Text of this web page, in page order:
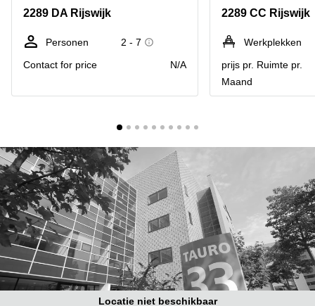
Hengelo
Hilversum
Hoofddorp
Tilburg
Zwolle
Amsterdam
Westpoort
Reeuwijk
Business
Arnhem
Business
center
Hilversum
Business
center
Den
Haag
Coworking
space
Breda
2289 DA Rijswijk
Personen
2 - 7
Contact for price
N/A
2289 CC Rijswijk
Werkplekken
prijs pr. Ruimte pr.
Maand
Locatie niet beschikbaar